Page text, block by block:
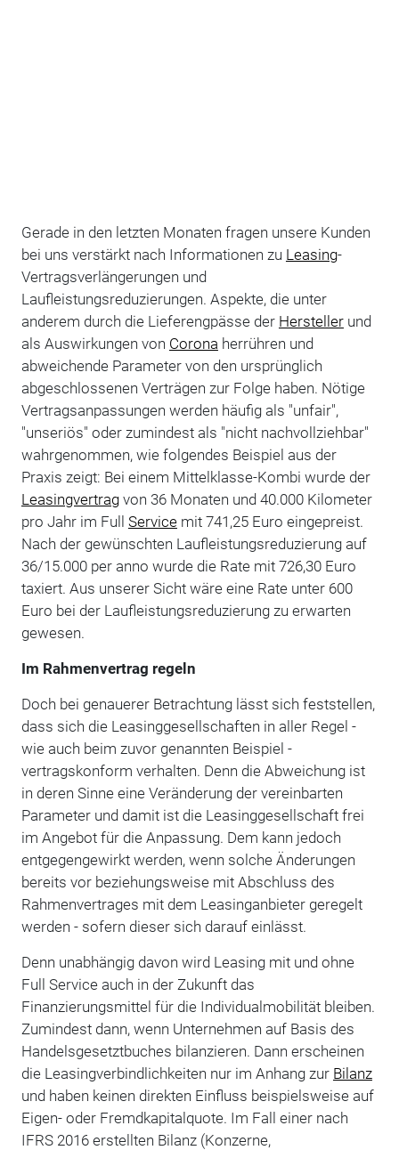
Gerade in den letzten Monaten fragen unsere Kunden
bei uns verstärkt nach Informationen zu Leasing-
Vertragsverlängerungen und
Laufleistungsreduzierungen. Aspekte, die unter
anderem durch die Lieferengpässe der Herstellerund
als Auswirkungen von Corona herrühren und
abweichende Parameter von den ursprünglich
abgeschlossenen Verträgen zur Folge haben. Nötige
Vertragsanpassungen werden häufig als "unfair",
"unseriös" oder zumindest als "nicht nachvollziehbar"
wahrgenommen, wie folgendes Beispiel aus der
Praxis zeigt: Bei einem Mittelklasse-Kombi wurde der
Leasingvertragvon 36 Monaten und 40.000 Kilometer
pro Jahr im Full Servicemit 741,25 Euro eingepreist.
Nach der gewünschten Laufleistungsreduzierung auf
36/15.000 per anno wurde die Rate mit 726,30 Euro
taxiert. Aus unserer Sicht wäre eine Rate unter 600
Euro bei der Laufleistungsreduzierung zu erwarten
gewesen.
Im Rahmenvertrag regeln
Doch bei genauerer Betrachtung lässt sich feststellen,
dass sich die Leasinggesellschaften in aller Regel -
wie auch beim zuvor genannten Beispiel -
vertragskonform verhalten. Denn die Abweichung ist
in deren Sinne eine Veränderung der vereinbarten
Parameter und damit ist die Leasinggesellschaft frei
im Angebot für die Anpassung. Dem kann jedoch
entgegengewirkt werden, wenn solche Änderungen
bereits vor beziehungsweise mit Abschluss des
Rahmenvertrages mit dem Leasinganbieter geregelt
werden - sofern dieser sich darauf einlässt.
Denn unabhängig davon wird Leasing mit und ohne
Full Service auch in der Zukunft das
Finanzierungsmittel für die Individualmobilität bleiben.
Zumindest dann, wenn Unternehmen auf Basis des
Handelsgesetztbuches bilanzieren. Dann erscheinen
die Leasingverbindlichkeiten nur im Anhang zur Bilanz
und haben keinen direkten Einfluss beispielsweise auf
Eigen- oder Fremdkapitalquote. Im Fall einer nach
IFRS 2016 erstellten Bilanz (Konzerne,